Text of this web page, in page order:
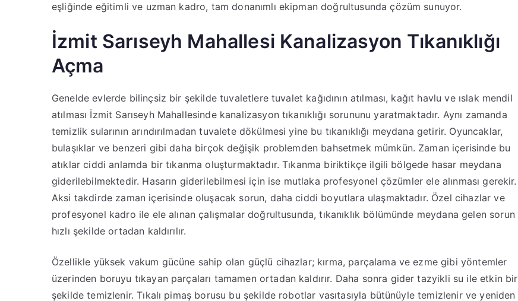
eşliğinde eğitimli ve uzman kadro, tam donanımlı ekipman doğrultusunda çözüm sunuyor.
İzmit Sarıseyh Mahallesi Kanalizasyon Tıkanıklığı
Açma
Genelde evlerde bilinçsiz bir şekilde tuvaletlere tuvalet kağıdının atılması, kağıt havlu ve ıslak mendil
atılması İzmit Sarıseyh Mahallesinde kanalizasyon tıkanıklığı sorununu yaratmaktadır. Aynı zamanda
temizlik sularının arındırılmadan tuvalete dökülmesi yine bu tıkanıklığı meydana getirir. Oyuncaklar,
bulaşıklar ve benzeri gibi daha birçok değişik problemden bahsetmek mümkün. Zaman içerisinde bu
atıklar ciddi anlamda bir tıkanma oluşturmaktadır. Tıkanma biriktikçe ilgili bölgede hasar meydana
giderilebilmektedir. Hasarın giderilebilmesi için ise mutlaka profesyonel çözümler ele alınması gerekir.
Aksi takdirde zaman içerisinde oluşacak sorun, daha ciddi boyutlara ulaşmaktadır. Özel cihazlar ve
profesyonel kadro ile ele alınan çalışmalar doğrultusunda, tıkanıklık bölümünde meydana gelen sorun
hızlı şekilde ortadan kaldırılır.
Özellikle yüksek vakum gücüne sahip olan güçlü cihazlar; kırma, parçalama ve ezme gibi yöntemler
üzerinden boruyu tıkayan parçaları tamamen ortadan kaldırır. Daha sonra gider tazyikli su ile etkin bir
şekilde temizlenir. Tıkalı pimaş borusu bu şekilde robotlar vasıtasıyla bütünüyle temizlenir ve yeniden